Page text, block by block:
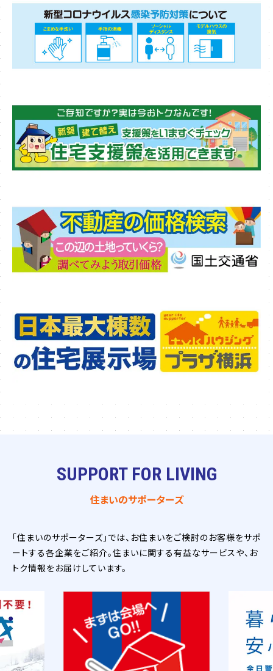
SUPPORT FOR LIVING
住まいのサポーターズ
「住まいのサポーターズ」では、お住まいをご検討のお客様をサポ
ートする各企業をご紹介。住まいに関する有益なサービスや、お
トク情報をお届けしています。